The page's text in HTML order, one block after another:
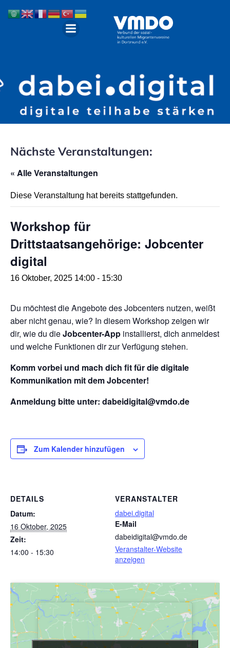
Nächste Veranstaltungen:
« Alle Veranstaltungen
Diese Veranstaltung hat bereits stattgefunden.
Workshop für
Drittstaatsangehörige: Jobcenter
digital
16 Oktober, 2025 14:00 - 15:30
Du möchtest die Angebote des Jobcenters nutzen, weißt
aber nicht genau, wie? In diesem Workshop zeigen wir
dir, wie du dieJobcenter-App installierst, dich anmeldest
und welche Funktionen dir zur Verfügung stehen.
Komm vorbei und mach dich fit für die digitale
Kommunikation mit dem Jobcenter!
Anmeldung bitte unter: dabeidigital@vmdo.de
Zum Kalender hinzufügen
DETAILS
Datum:
16 Oktober, 2025
Zeit:
14:00 - 15:30
VERANSTALTER
dabei.digital
E-Mail
dabeidigital@vmdo.de
Veranstalter-Website
anzeigen